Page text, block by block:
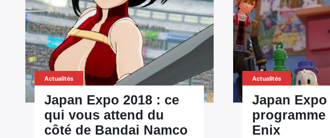
Actualités
Japan Expo 2018 : ce
qui vous attend du
côté de Bandai Namco
Actualités
Japan Expo
programme
Enix